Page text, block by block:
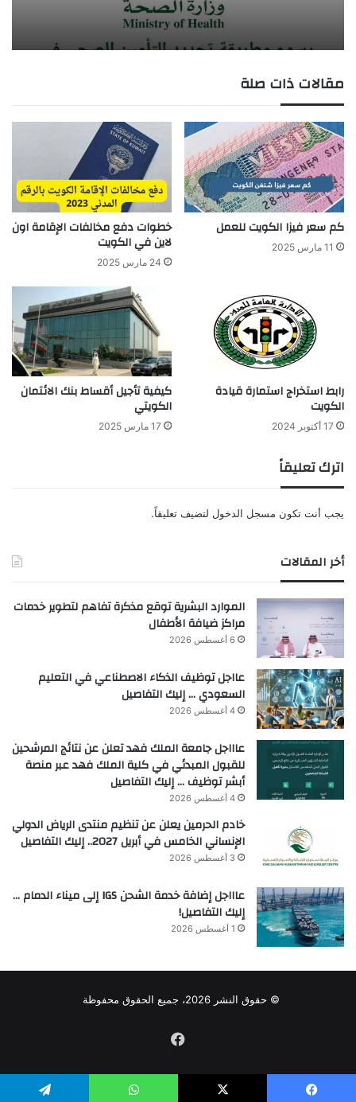
مقالات ذات صلة
كم سعر فيزا الكويت للعمل
11 مارس 2025
خطوات دفع مخالفات الإقامة اون
لاين في الكويت
24 مارس 2025
رابط استخراج استمارة قيادة
الكويت
17 أكتوبر 2024
كيفية تأجيل أقساط بنك الائتمان
الكويتي
17 مارس 2025
اترك تعليقاً
يجب أنت تكون مسجل الدخول لتضيف تعليقاً.
أخر المقالات
الموارد البشرية توقع مذكرة تفاهم لتطوير خدمات
مراكز ضيافة الأطفال
6 أغسطس 2026
عااجل توظيف الذكاء الاصطناعي في التعليم
السعودي … إليك التفاصيل
4 أغسطس 2026
عاااجل جامعة الملك فهد تعلن عن نتائج المرشحين
للقبول المبدئي في كلية الملك فهد عبر منصة
أبشر توظيف … إليك التفاصيل
4 أغسطس 2026
خادم الحرمين يعلن عن تنظيم منتدى الرياض الدولي
الإنساني الخامس في أبريل 2027.. إليك التفاصيل
3 أغسطس 2026
عاااجل إضافة خدمة الشحن IGS إلى ميناء الدمام …
إليك التفاصيل!
1 أغسطس 2026
© حقوق النشر 2026، جميع الحقوق محفوظة
فيسبوك